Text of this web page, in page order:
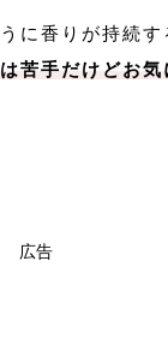
に香りが持続
は苦手だけどお
広告